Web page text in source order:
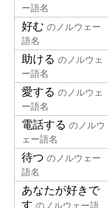
ー語名
好む のノルウェー
語名
助ける のノルウェ
ー語名
愛する のノルウェ
ー語名
電話する のノルウ
ェー語名
待つ のノルウェー
語名
あなたが好きで
す のノルウェー語